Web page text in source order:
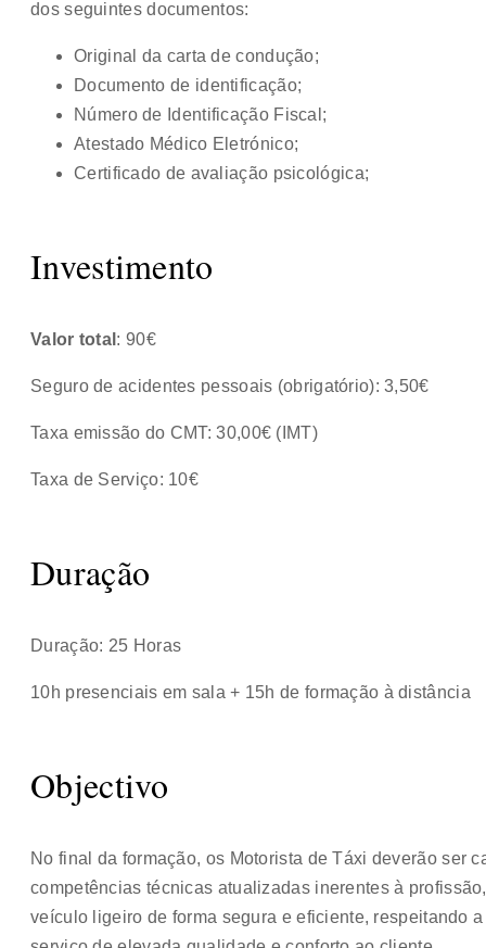
dos seguintes documentos:
Original da carta de condução;
Documento de identificação;
Número de Identificação Fiscal;
Atestado Médico Eletrónico;
Certificado de avaliação psicológica;
Investimento
Valor total : 90€
Seguro de acidentes pessoais (obrigatório): 3,50€
Taxa emissão do CMT: 30,00€ (IMT)
Taxa de Serviço: 10€
Duração
Duração: 25 Horas
10h presenciais em sala + 15h de formação à distância
Objectivo
No final da formação, os Motorista de Táxi deverão ser
competências técnicas atualizadas inerentes à
veículo ligeiro de forma segura e eficiente, respeitando